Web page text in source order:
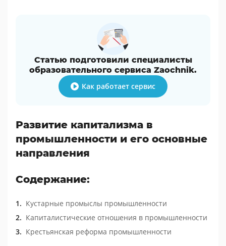
Статью подготовили специалисты
образовательного сервиса Zaochnik.
Как работает сервис
Развитие капитализма в
промышленности и его основные
направления
Содержание:
Кустарные промыслы промышленности
Капиталистические отношения в промышленности
Крестьянская реформа промышленности